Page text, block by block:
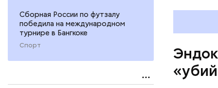
Сборная России по футзалу
победила на международном
турнире в Бангкоке
Спорт